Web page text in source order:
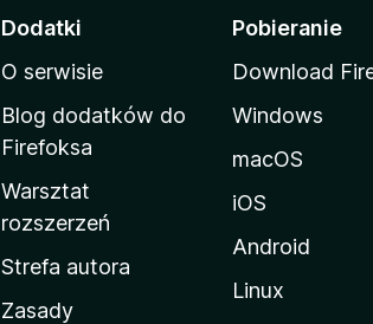
Dodatki
O serwisie
Blog dodatków do
Firefoksa
Warsztat
rozszerzeń
Strefa autora
Zasady
Pobieranie
Download
Windows
macOS
iOS
Android
Linux